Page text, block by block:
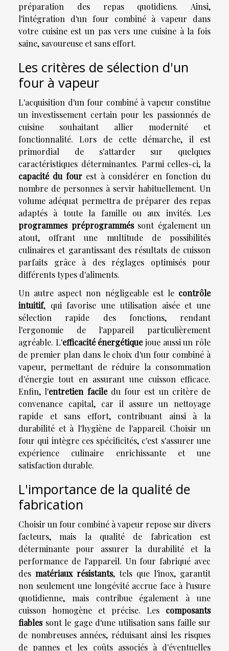
préparation des repas quotidiens. Ainsi,
l'intégration d'un four combiné à vapeur dans
votre cuisine est un pas vers une cuisine à la fois
saine, savoureuse et sans effort.
Les critères de sélection d'un
four à vapeur
L'acquisition d'un four combiné à vapeur constitue
un investissement certain pour les passionnés de
cuisine souhaitant allier modernité et
fonctionnalité. Lors de cette démarche, il est
primordial de s'attarder sur quelques
caractéristiques déterminantes. Parmi celles-ci, la
capacité du four est à considérer en fonction du
nombre de personnes à servir habituellement. Un
volume adéquat permettra de préparer des repas
adaptés à toute la famille ou aux invités. Les
programmes préprogramméssont également un
atout, offrant une multitude de possibilités
culinaires et garantissant des résultats de cuisson
parfaits grâce à des réglages optimisés pour
différents types d'aliments.
Un autre aspect non négligeable est le contrôle
intuitif, qui favorise une utilisation aisée et une
sélection rapide des fonctions, rendant
l'ergonomie de l'appareil particulièrement
agréable. L'efficacité énergétiquejoue aussi un rôle
de premier plan dans le choix d'un four combiné à
vapeur, permettant de réduire la consommation
d'énergie tout en assurant une cuisson efficace.
Enfin, l'entretien faciledu four est un critère de
convenance capital, car il assure un nettoyage
rapide et sans effort, contribuant ainsi à la
durabilité et à l'hygiène de l'appareil. Choisir un
four qui intègre ces spécificités, c'est s'assurer une
expérience culinaire enrichissante et une
satisfaction durable.
L'importance de la qualité de
fabrication
Choisir un four combiné à vapeur repose sur divers
facteurs, mais la qualité de fabrication est
déterminante pour assurer la durabilité et la
performance de l'appareil. Un four fabriqué avec
des matériaux résistants, tels que l'inox, garantit
non seulement une longévité accrue face à l'usure
quotidienne, mais contribue également à une
cuisson homogène et précise. Les composants
fiablessont le gage d'une utilisation sans faille sur
de nombreuses années, réduisant ainsi les risques
de pannes et les coûts associés à d'éventuelles